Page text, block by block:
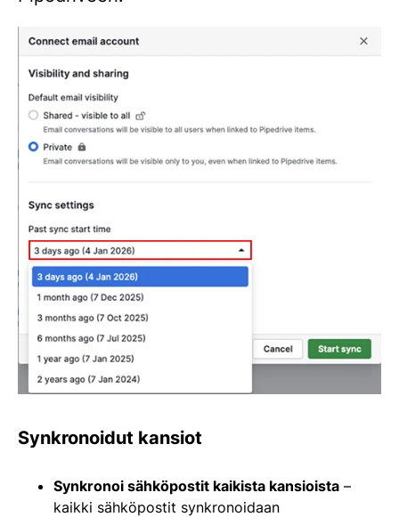
Synkronoidut kansiot
Synkronoi sähköpostit kaikista kansioista –
kaikki sähköpostit synkronoidaan